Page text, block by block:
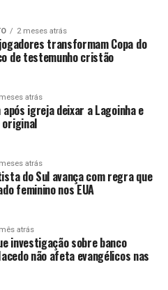
2 meses atrás
transformam Copa do
de testemunho cristão
atrás
após igreja deixar a Lagoinha e
atrás
do Sul avança com regra que
feminino nos EUA
atrás
investigação sobre banco
não afeta evangélicos nas